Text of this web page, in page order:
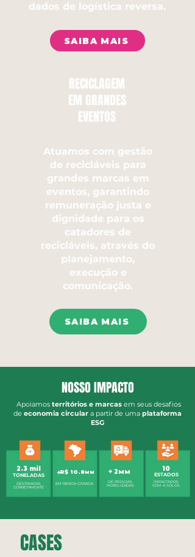
dados de logística reversa.
SAIBA MAIS
RECICLAGEM
EM GRANDES
EVENTOS
Atuamos com gestão
de recicláveis para
grandes marcas em
eventos, garantindo
remuneração justa e
dignidade para os
catadores de
recicláveis, através do
planejamento,
execução e
comunicação.
SAIBA MAIS
NOSSO IMPACTO
Apoiamos territórios e marcas em seus desafios
de economia circular a partir de uma plataforma
ESG
2.3 mil
TONELADAS
DESTINADAS
CORRETAMENTE
+R$ 10.8MM
EM RENDA GERADA
+ 2MM
DE PESSOAS
MOBILIZADAS
10
ESTADOS
IMPACTADOS
COM A SOLOS
CASES